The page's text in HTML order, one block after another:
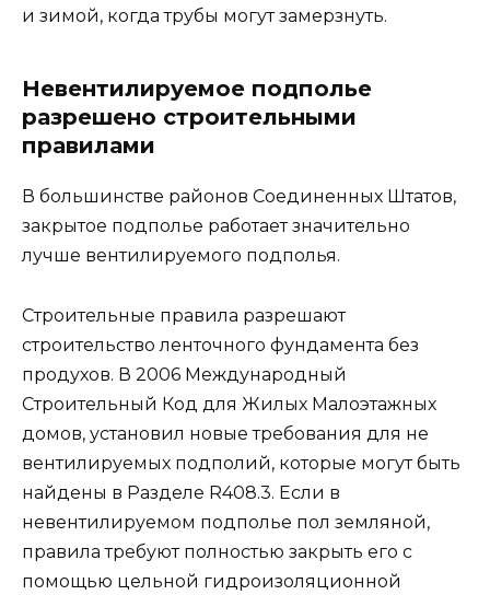
и зимой, когда трубы могут замерзнуть.
Невентилируемое подполье
разрешено строительными
правилами
В большинстве районов Соединенных Штатов,
закрытое подполье работает значительно
лучше вентилируемого подполья.
Строительные правила разрешают
строительство ленточного фундамента без
продухов. В 2006 Международный
Строительный Код для Жилых Малоэтажных
домов, установил новые требования для не
вентилируемых подполий, которые могут быть
найдены в Разделе R408.3. Если в
невентилируемом подполье пол земляной,
правила требуют полностью закрыть его с
помощью цельной гидроизоляционной